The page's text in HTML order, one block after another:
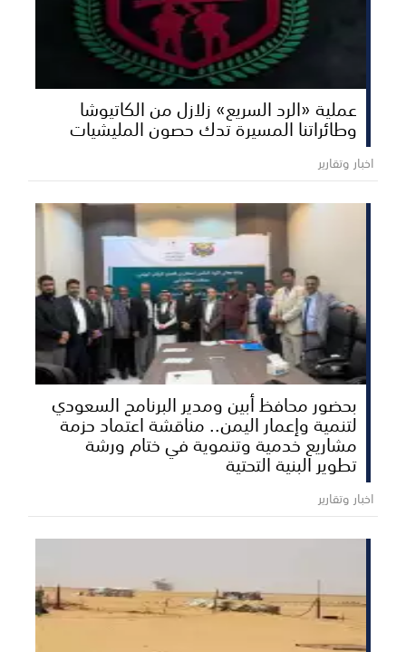
عملية «الرد السريع» زلازل من الكاتيوشا
وطائراتنا المسيرة تدك حصون المليشيات
اخبار وتقارير
بحضور محافظ أبين ومدير البرنامج السعودي
لتنمية وإعمار اليمن.. مناقشة اعتماد حزمة
مشاريع خدمية وتنموية في ختام ورشة
تطوير البنية التحتية
اخبار وتقارير